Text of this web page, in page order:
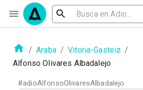
/ Araba / Vitoria-Gasteiz /
Alfonso Olivares Albadalejo
#adioAlfonsoOlivaresAlbadalejo